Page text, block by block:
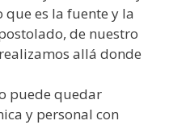
es la fuente y la
de nuestro
allá donde
puede quedar
y personal con